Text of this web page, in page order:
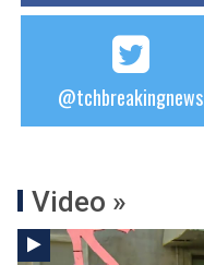
@tchbreakingnews
Video »